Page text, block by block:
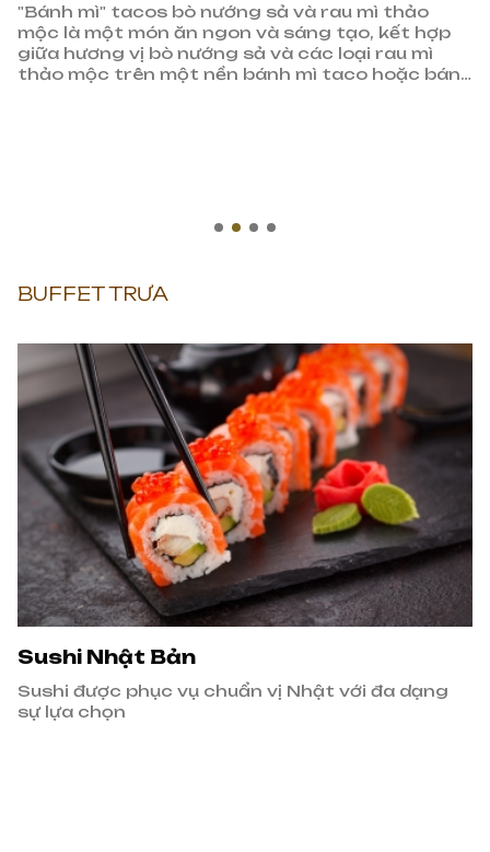
"Bánh mì" tacos bò nướng sả và rau mì thảo
mộc là một món ăn ngon và sáng tạo, kết hợp
giữa hương vị bò nướng sả và các loại rau mì
thảo mộc trên một nền bánh mì taco hoặc bánh
BUFFET TRƯA
Sushi Nhật Bản
Sushi được phục vụ chuẩn vị Nhật với đa dạng
sự lựa chọn